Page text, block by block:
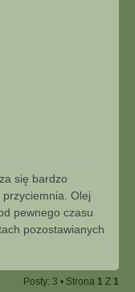
się bardzo
Olej
pewnego czasu
pozostawianych
g
ó
Posty: 3 • Strona 1 Z 1